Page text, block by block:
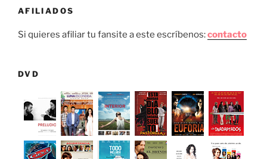
AFILIADOS
Si quieres afiliar tu fansite a este escríbenos:contacto
DVD